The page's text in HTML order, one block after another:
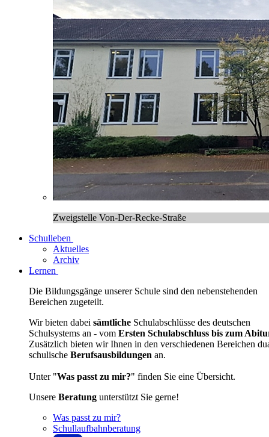
Zweigstelle Von-Der-Recke-Straße
Schulleben
Aktuelles
Archiv
Lernen
Die Bildungsgänge unserer Schule sind den nebenstehenden
Bereichen zugeteilt.
Wir bieten dabei sämtliche Schulabschlüsse des deutschen
Schulsystems an - vom Ersten Schulabschluss bis zum
Zusätzlich bieten wir Ihnen in den verschiedenen Bereichen
schulische Berufsausbildungen an.
Unter "Was passt zu mir?" finden Sie eine Übersicht.
Unsere Beratung unterstützt Sie gerne!
Was passt zu mir?
Schullaufbahnberatung